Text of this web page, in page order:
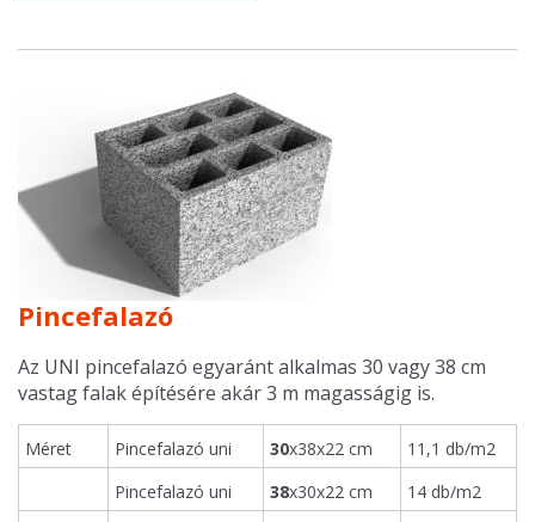
Pincefalazó
Az UNI pincefalazó egyaránt alkalmas 30 vagy 38 cm
vastag falak építésére akár 3 m magasságig is.
Méret Pincefalazó uni 30x38x22 cm
11,1 db/m2
Pincefalazó uni
38x30x22 cm
14 db/m2